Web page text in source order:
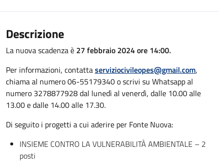
Descrizione
La nuova scadenza è 27 febbraio 2024 ore 14:00.
Per informazioni, contattaserviziocivileopes@gmail.com,
chiama al numero 06-55179340 o scrivi su Whatsapp al
numero 3278877928 dal lunedì al venerdì, dalle 10.00 alle
13.00 e dalle 14.00 alle 17.30.
Di seguito i progetti a cui aderire per Fonte Nuova:
INSIEME CONTRO LA VULNERABILITÀ AMBIENTALE – 2
posti